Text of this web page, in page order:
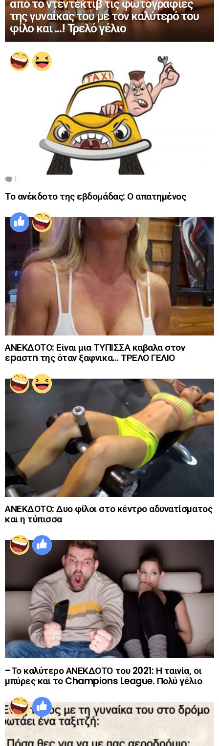
από το ντεντέκτιβ τις φωτογραφίες
της γυναίκας του με τον καλύτερό του
φίλο και …! Τρελό γέλιο
1
Το ανέκδοτο της εβδομάδας: Ο απατημένος
ΑΝΕΚΔΟΤΟ: Είναι μια ΤΥΠΙΣΣΑ καβαλα στον
εpαστn της όταν ξαφνικα… ΤΡΕΛΟ ΓΕΛΙΟ
ΑΝΕΚΔΟΤΟ: Δυο φίλοι στο κέντρο αδυνατίσματος
και η τύπισσα
–Το καλύτερο ΑΝΕΚΔΟΤΟ του 2021: Η ταινία, οι
μπύρες και το Champions League. Πολύ γέλιο